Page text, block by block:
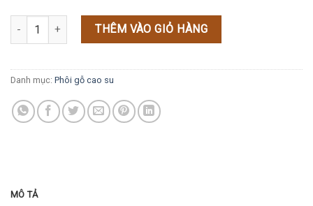
Phôi gỗ cao su Thân (23×45-75×200-350/400-1000) số lượng
THÊM VÀO GIỎ HÀNG
Danh mục: Phôi gỗ cao su
MÔ TẢ